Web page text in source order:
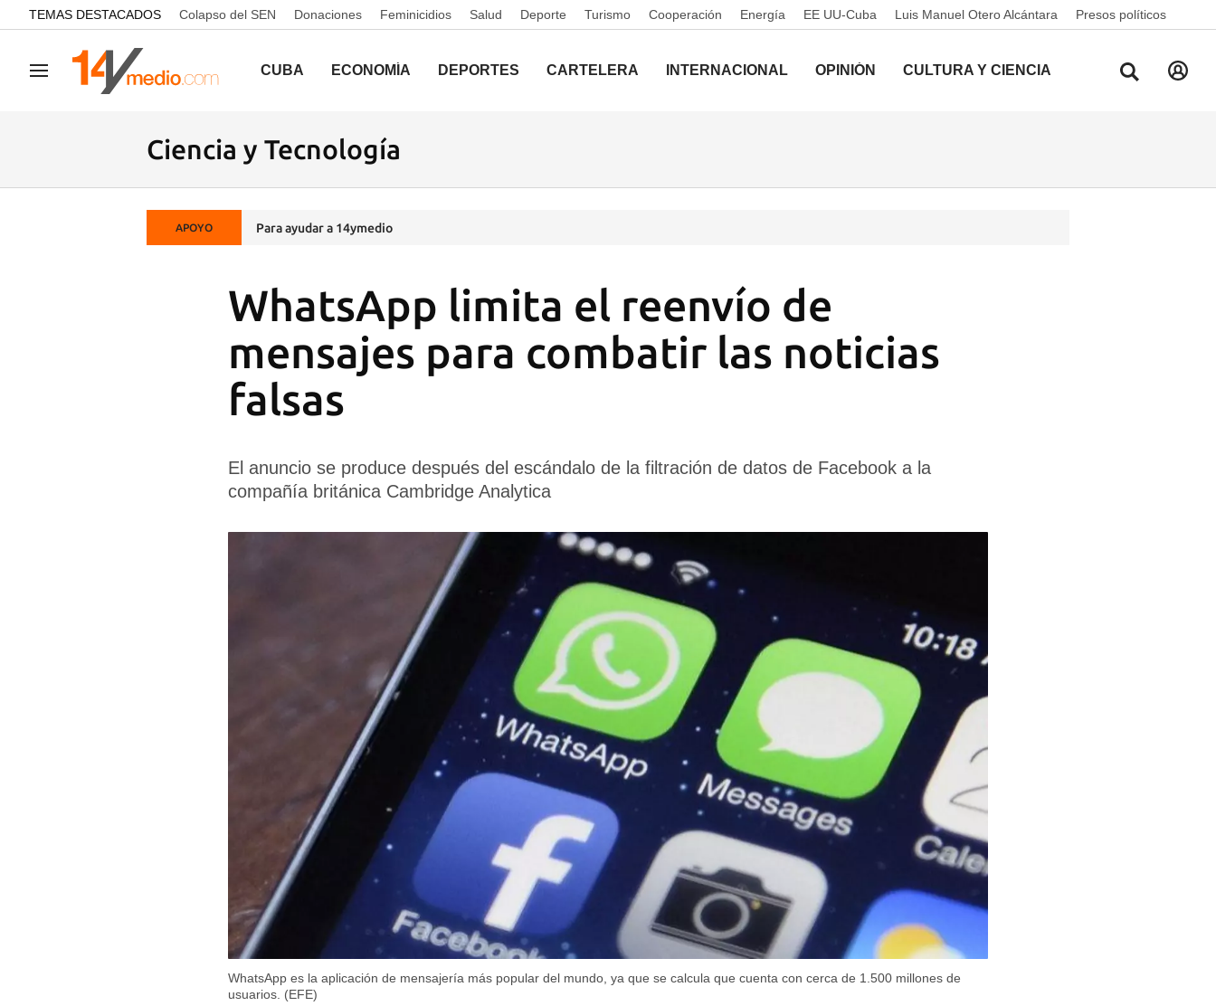
common.go-to-content
TEMAS DESTACADOS Colapso del SEN Donaciones Feminicidios Salud Deporte Turismo Cooperación Energía EE UU-Cuba Luis Manuel Otero Alcántara Presos políticos
Navegación CUBA ECONOMÍA DEPORTES CARTELERA INTERNACIONAL OPINIÓN CULTURA Y CIENCIA
Ciencia y Tecnología
APOYO Para ayudar a 14ymedio
WhatsApp limita el reenvío de
mensajes para combatir las noticias
falsas
El anuncio se produce después del escándalo de la filtración de datos de Facebook a la
compañía británica Cambridge Analytica
WhatsApp es la aplicación de mensajería más popular del mundo, ya que se calcula que cuenta con cerca de 1.500 millones de
usuarios. (EFE)